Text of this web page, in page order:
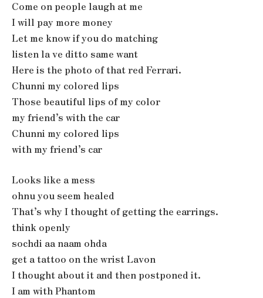
Come on people laugh at me
I will pay more money
Let me know if you do matching
listen la ve ditto same want
Here is the photo of that red Ferrari.
Chunni my colored lips
Those beautiful lips of my color
my friend’s with the car
Chunni my colored lips
with my friend’s car
Looks like a mess
ohnu you seem healed
That’s why I thought of getting the earrings.
think openly
sochdi aa naam ohda
get a tattoo on the wrist Lavon
I thought about it and then postponed it.
I am with Phantom